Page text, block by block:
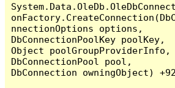
nnectionOptions options,
DbConnectionPoolKey poolKey,
Object poolGroupProviderInfo,
DbConnectionPool pool,
DbConnection owningObject) +92